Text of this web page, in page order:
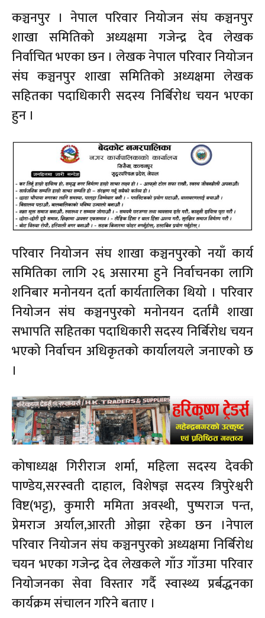
कञ्चनपुर । नेपाल परिवार नियोजन संघ कञ्चनपुर
शाखा समितिको अध्यक्षमा गजेन्द्र देव लेखक
निर्वाचित भएका छन । लेखक नेपाल परिवार नियोजन
संघ कञ्चनपुर शाखा समितिको अध्यक्षमा लेखक
सहितका पदाधिकारी सदस्य निर्बिरोध चयन भएका
हुन ।
परिवार नियोजन संघ शाखा कञ्चनपुरको नयाँ कार्य
समितिका लागि २६ असारमा हुने निर्वाचनका लागि
शनिबार मनोनयन दर्ता कार्यतालिका थियो । परिवार
नियोजन संघ कञ्चनपुरको मनोनयन दर्तामै शाखा
सभापति सहितका पदाधिकारी सदस्य निर्बिरोध चयन
भएको निर्वाचन अधिकृतको कार्यालयले जनाएको छ
।
कोषाध्यक्ष गिरीराज शर्मा, महिला सदस्य देवकी
पाण्डेय,सरस्वती दाहाल, विशेषज्ञ सदस्य त्रिपुरेश्वरी
विष्ट(भट्ट), कुमारी ममिता अवस्थी, पुष्पराज पन्त,
प्रेमराज अर्याल,आरती ओझा रहेका छन ।नेपाल
परिवार नियोजन संघ कञ्चनपुरको अध्यक्षमा निर्बिरोध
चयन भएका गजेन्द्र देव लेखकले गाँउ गाँउमा परिवार
नियोजनका सेवा विस्तार गर्दै स्वास्थ्य प्रर्बद्धनका
कार्यक्रम संचालन गरिने बताए ।